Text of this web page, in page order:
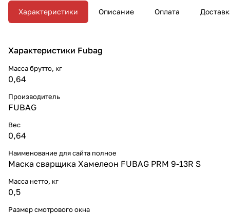
Характеристики Описание Оплата
Характеристики Fubag
Масса брутто, кг
0,64
Производитель
FUBAG
Вес
0,64
Наименование для сайта полное
Маска сварщика Хамелеон FUBAG PRМ 9-13R S
Масса нетто, кг
0,5
Размер смотрового окна